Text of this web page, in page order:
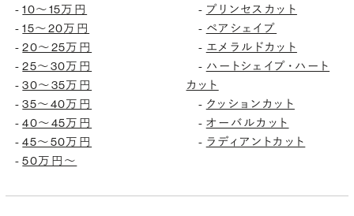
-10〜15万円
-15〜20万円
-20〜25万円
-25〜30万円
-30〜35万円
-35〜40万円
-40〜45万円
-45〜50万円
-50万円〜
- プリンセスカット
- ペアシェイプ
- エメラルドカット
- ハートシェイプ・ハート
カット
- クッションカット
- オーバルカット
- ラディアントカット